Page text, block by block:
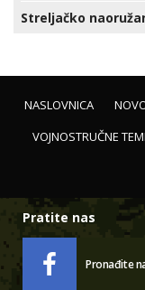
Streljačko
NASLOVNICA
VOJNOSTRUČNE
Pratite nas
Pronađite